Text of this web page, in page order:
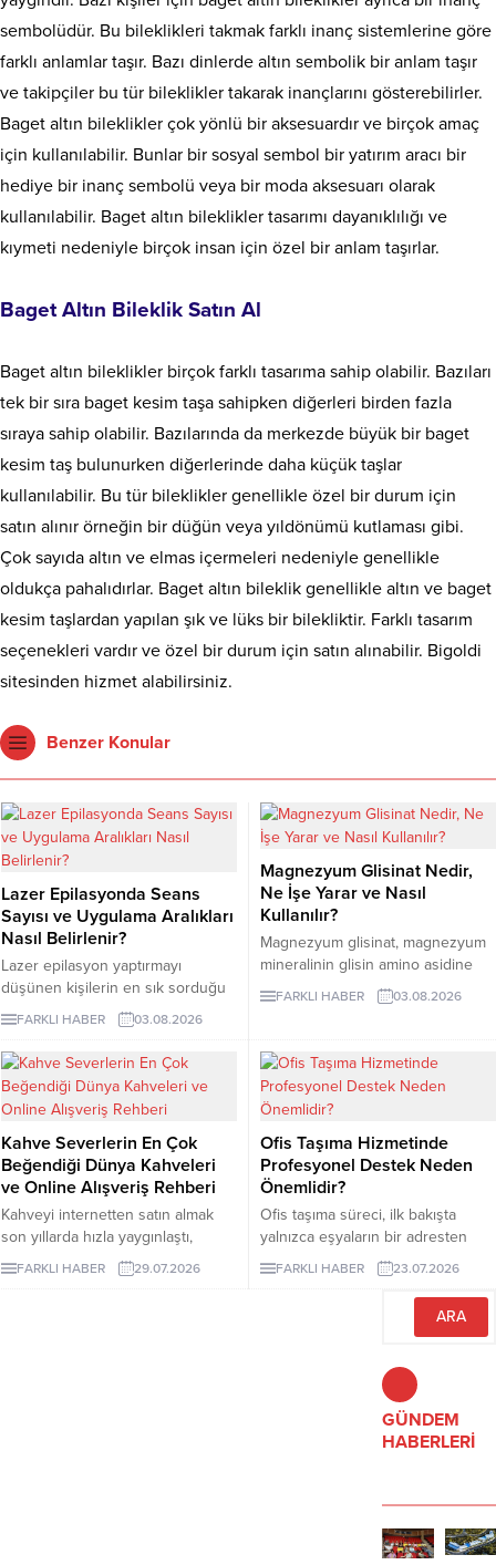
sembolüdür. Bu bileklikleri takmak farklı inanç sistemlerine göre
farklı anlamlar taşır. Bazı dinlerde altın sembolik bir anlam taşır
ve takipçiler bu tür bileklikler takarak inançlarını gösterebilirler.
Baget altın bileklikler çok yönlü bir aksesuardır ve birçok amaç
için kullanılabilir. Bunlar bir sosyal sembol bir yatırım aracı bir
hediye bir inanç sembolü veya bir moda aksesuarı olarak
kullanılabilir. Baget altın bileklikler tasarımı dayanıklılığı ve
kıymeti nedeniyle birçok insan için özel bir anlam taşırlar.
Baget Altın Bileklik Satın Al
Baget altın bileklikler birçok farklı tasarıma sahip olabilir. Bazıları
tek bir sıra baget kesim taşa sahipken diğerleri birden fazla
sıraya sahip olabilir. Bazılarında da merkezde büyük bir baget
kesim taş bulunurken diğerlerinde daha küçük taşlar
kullanılabilir. Bu tür bileklikler genellikle özel bir durum için
satın alınır örneğin bir düğün veya yıldönümü kutlaması gibi.
Çok sayıda altın ve elmas içermeleri nedeniyle genellikle
oldukça pahalıdırlar. Baget altın bileklik genellikle altın ve baget
kesim taşlardan yapılan şık ve lüks bir bilekliktir. Farklı tasarım
seçenekleri vardır ve özel bir durum için satın alınabilir. Bigoldi
sitesinden hizmet alabilirsiniz.
Benzer Konular
Lazer Epilasyonda Seans
Sayısı ve Uygulama Aralıkları
Nasıl Belirlenir?
Lazer epilasyon yaptırmayı
düşünen kişilerin en sık sorduğu
konuların başında kaç seans
gerektiği gelir. Ancak bu soruya
herkes için geçerli tek bir sayı
vermek mümkün değildir. Cilt
rengi, kılın kalınlığı, uygulama
bölgesi ve hormonal özellikler
seans planını etkileyebilir. İzmir
lazer epilasyon seçenekleri
araştırılırken kısa sürede kesin
sonuç vadeden açıklamalarla
karşılaşılabilir....
FARKLI HABER 03.08.2026
Magnezyum Glisinat Nedir,
Ne İşe Yarar ve Nasıl
Kullanılır?
Magnezyum glisinat, magnezyum
mineralinin glisin amino asidine
bağlandığı bir takviye formudur.
Glisin, vücudun protein yapımında
ve burada minerali taşıyan bileşen
olarak görev yapar.
FARKLI HABER 03.08.2026
Kahve Severlerin En Çok
Beğendiği Dünya Kahveleri
ve Online Alışveriş Rehberi
Kahveyi internetten satın almak
son yıllarda hızla yaygınlaştı,
çünkü artık dünyanın en özel
yörelerinden gelen çekirdekler
FARKLI HABER 29.07.2026
Ofis Taşıma Hizmetinde
Profesyonel Destek Neden
Önemlidir?
Ofis taşıma süreci, ilk bakışta
yalnızca eşyaların bir adresten
başka bir adrese götürülmesi gibi
görünse de kurumsal işletmeler
için bundan çok daha geniş bir
FARKLI HABER 23.07.2026
GÜNDEM
HABERLERİ